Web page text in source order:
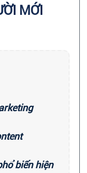
MỚI
biến hiện